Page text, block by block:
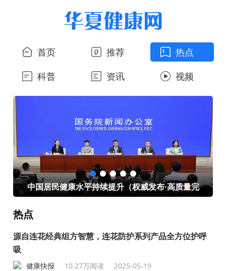
首页 推荐
热点
科普
资讯 视频
中国居民健康水平持续提升（权威发布·高质量完
热点
源自连花经典组方智慧，连花防护系列产品全方位护呼
吸
健康快报 10.27万阅读 2025-05-19